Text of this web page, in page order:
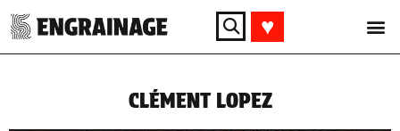
♥︎
CLÉMENT LOPEZ